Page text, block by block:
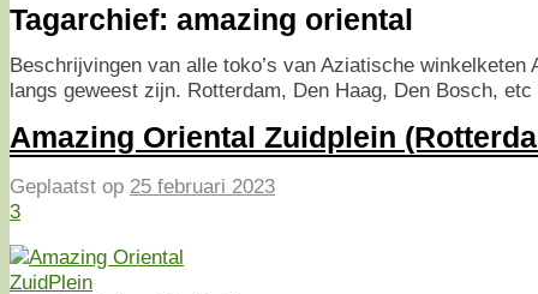
Tagarchief: amazing oriental
Beschrijvingen van alle toko’s van Aziatische winkelketen
langs geweest zijn. Rotterdam, Den Haag, Den Bosch, etc
Amazing Oriental Zuidplein
Geplaatst op 25 februari 2023
3